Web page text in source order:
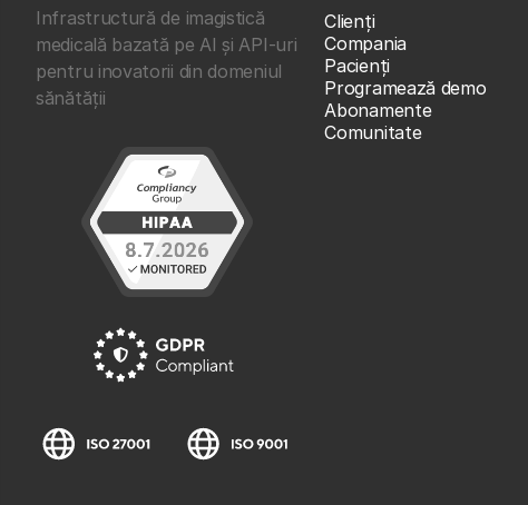
Infrastructură de imagistică
medicală bazată pe AI și API-uri
pentru inovatorii din domeniul
sănătății
Clienţi
Compania
Pacienți
Programează demo
Abonamente
Comunitate